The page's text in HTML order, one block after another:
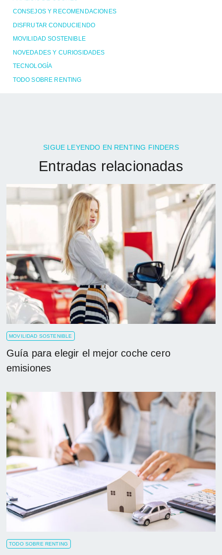
CONSEJOS Y RECOMENDACIONES
DISFRUTAR CONDUCIENDO
MOVILIDAD SOSTENIBLE
NOVEDADES Y CURIOSIDADES
TECNOLOGÍA
TODO SOBRE RENTING
SIGUE LEYENDO EN RENTING FINDERS
Entradas relacionadas
MOVILIDAD SOSTENIBLE
Guía para elegir el mejor coche cero
emisiones
TODO SOBRE RENTING